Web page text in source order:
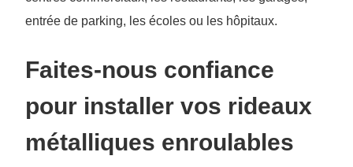
entrée de parking, les écoles ou les hôpitaux.
Faites-nous confiance
pour installer vos rideaux
métalliques enroulables